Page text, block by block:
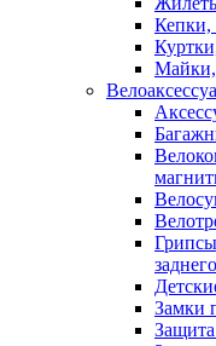
Кепки,
Замки